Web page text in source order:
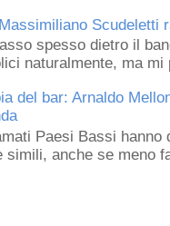
spesso dietro il
naturalmente, ma mi
del bar: Arnaldo
Paesi Bassi
simili, anche se meno